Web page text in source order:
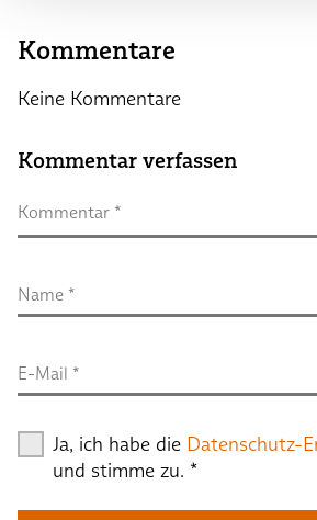
Kommentare
Keine Kommentare
Kommentar verfassen
Name *
Kommentar *
E-Mail *
Ja, ich habe die Datenschutz-
und stimme zu. *